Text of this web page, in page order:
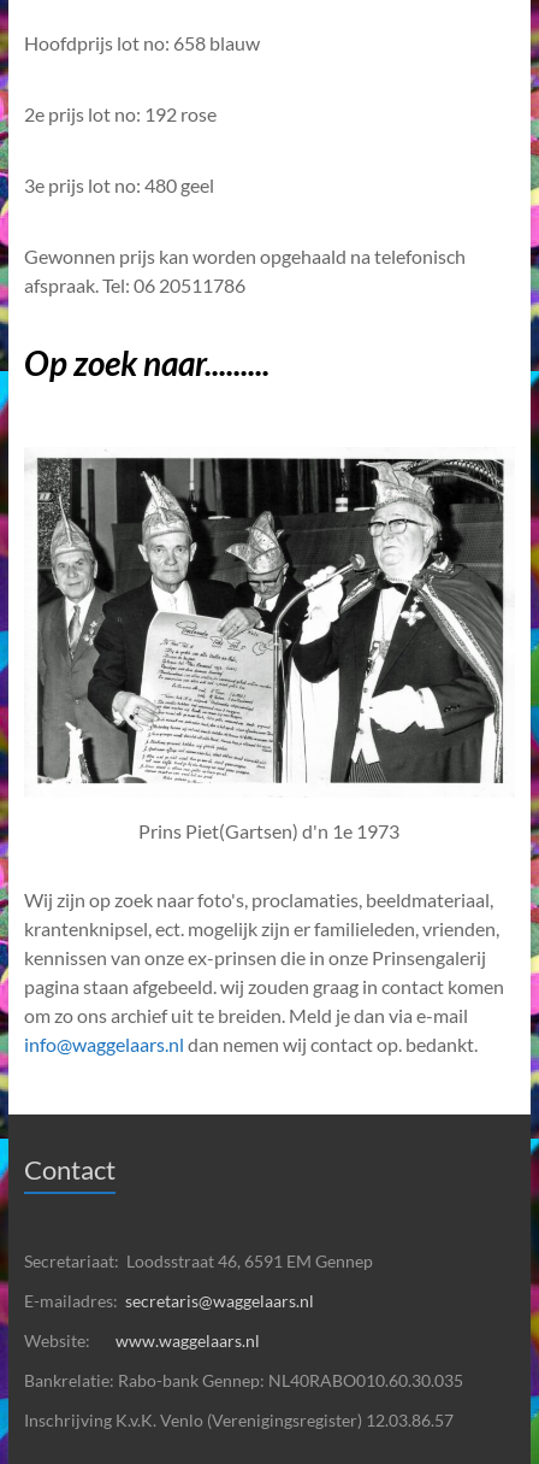
Hoofdprijs lot no: 658 blauw
2e prijs lot no: 192 rose
3e prijs lot no: 480 geel
Gewonnen prijs kan worden opgehaald na telefonisch
afspraak. Tel: 06 20511786
Op zoek naar.........
Prins Piet(Gartsen) d'n 1e 1973
Wij zijn op zoek naar foto's, proclamaties, beeldmateriaal,
krantenknipsel, ect. mogelijk zijn er familieleden, vrienden,
kennissen van onze ex-prinsen die in onze Prinsengalerij
pagina staan afgebeeld. wij zouden graag in contact komen
om zo ons archief uit te breiden. Meld je dan via e-mail
info@waggelaars.nl dan nemen wij contact op. bedankt.
Contact
Secretariaat: Loodsstraat 46, 6591 EM Gennep
E-mailadres: secretaris@waggelaars.nl
Website: www.waggelaars.nl
Bankrelatie: Rabo-bank Gennep: NL40RABO010.60.30.035
Inschrijving K.v.K. Venlo (Verenigingsregister) 12.03.86.57